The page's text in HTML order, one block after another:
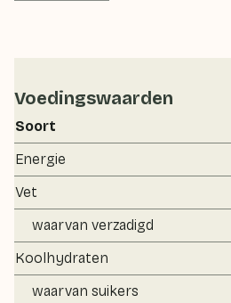
Voedingswaarden
Soort
Energie
Vet
waarvan verzadigd
Koolhydraten
waarvan suikers